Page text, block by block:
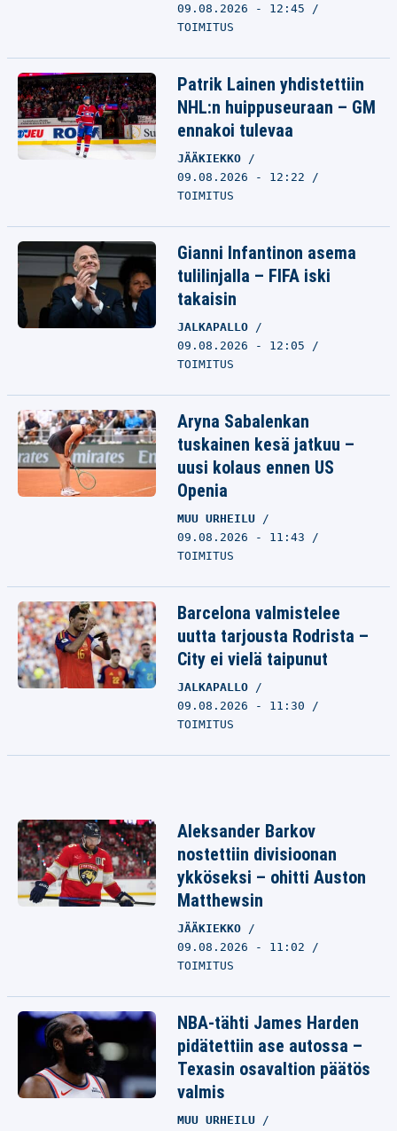
09.08.2026 - 12:45
TOIMITUS
Patrik Lainen yhdistettiin
NHL:n huippuseuraan – GM
ennakoi tulevaa
JÄÄKIEKKO
09.08.2026 - 12:22
TOIMITUS
Gianni Infantinon asema
tulilinjalla – FIFA iski
takaisin
JALKAPALLO
09.08.2026 - 12:05
TOIMITUS
Aryna Sabalenkan
tuskainen kesä jatkuu –
uusi kolaus ennen US
Openia
MUU URHEILU
09.08.2026 - 11:43
TOIMITUS
Barcelona valmistelee
uutta tarjousta Rodrista –
City ei vielä taipunut
JALKAPALLO
09.08.2026 - 11:30
TOIMITUS
Aleksander Barkov
nostettiin divisioonan
ykköseksi – ohitti Auston
Matthewsin
JÄÄKIEKKO
09.08.2026 - 11:02
TOIMITUS
NBA-tähti James Harden
pidätettiin ase autossa –
Texasin osavaltion päätös
valmis
MUU URHEILU